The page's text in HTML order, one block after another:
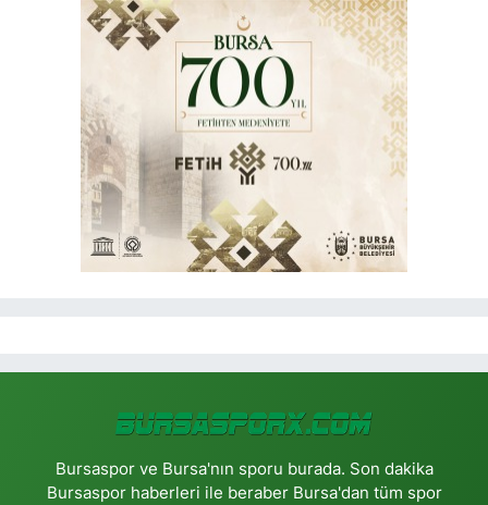
Bursaspor ve Bursa'nın sporu burada. Son dakika
Bursaspor haberleri ile beraber Bursa'dan tüm spor